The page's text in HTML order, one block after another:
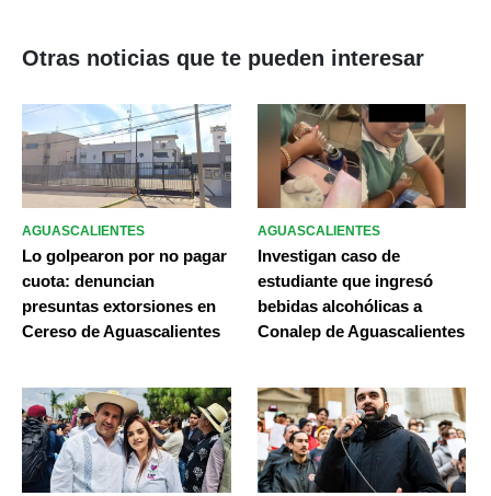
Otras noticias que te pueden interesar
AGUASCALIENTES
Lo golpearon por no pagar
cuota: denuncian
presuntas extorsiones en
Cereso de Aguascalientes
AGUASCALIENTES
Investigan caso de
estudiante que ingresó
bebidas alcohólicas a
Conalep de Aguascalientes